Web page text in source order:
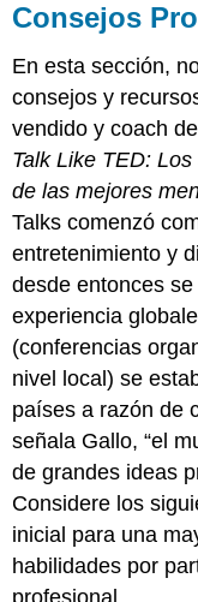
Consejos Pro
En esta sección,
consejos y
vendido y coach
Talk Like TED:
de las mejores
Talks comenzó
entretenimiento y
desde entonces
experiencia
(conferencias
nivel local) se
países a razón de
señala Gallo, “el
de grandes ideas
Considere los
inicial para una
habilidades por